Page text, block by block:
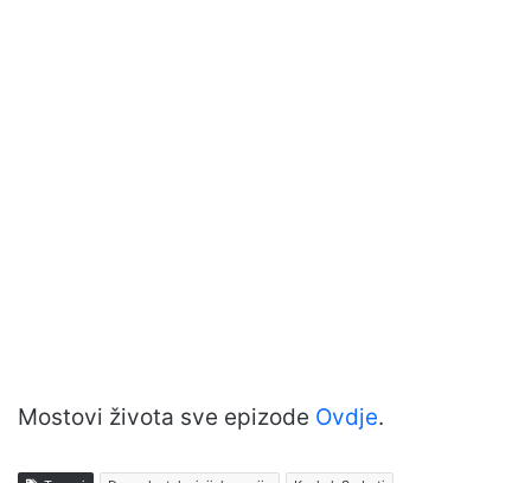
Mostovi života sve epizode Ovdje.